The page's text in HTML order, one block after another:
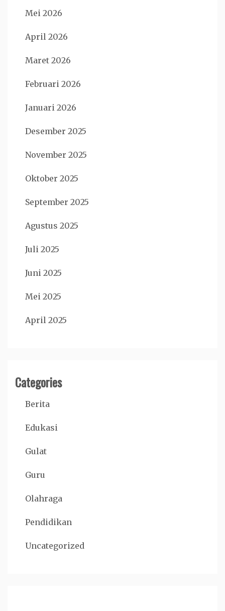
Mei 2026
April 2026
Maret 2026
Februari 2026
Januari 2026
Desember 2025
November 2025
Oktober 2025
September 2025
Agustus 2025
Juli 2025
Juni 2025
Mei 2025
April 2025
Categories
Berita
Edukasi
Gulat
Guru
Olahraga
Pendidikan
Uncategorized